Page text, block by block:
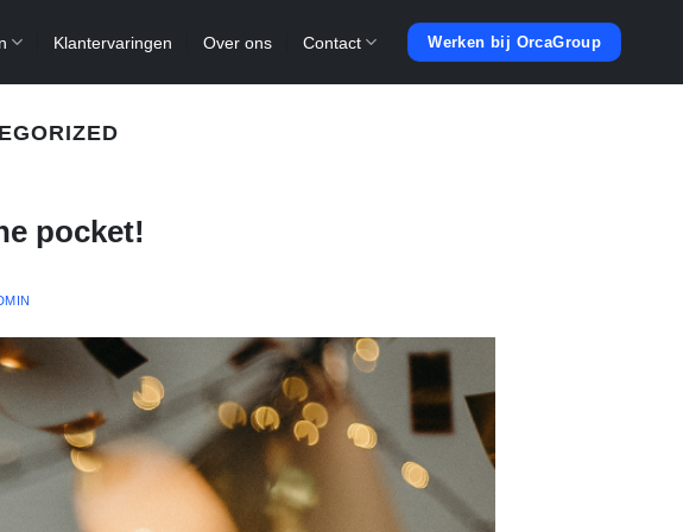
Klantervaringen Over ons Contact Werken bij OrcaGroup
pocket!